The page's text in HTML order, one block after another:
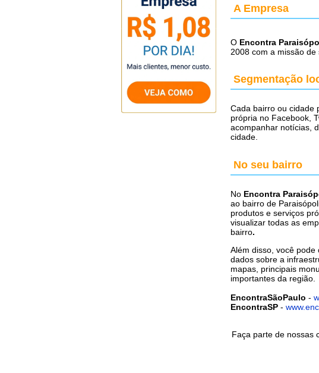
A Empresa
O Encontra
2008 com a missão
Segmentação
Cada bairro ou cidade
própria no Facebook,
acompanhar notícias,
cidade.
No seu bairro
No Encontra
ao bairro de
produtos e serviços
visualizar todas as
bairro.
Além disso, você pode
dados sobre a
mapas, principais
importantes da região.
EncontraSãoPaulo -
EncontraSP -
Faça parte de nossas